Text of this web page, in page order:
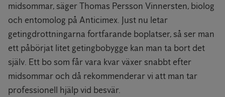
midsommar, säger Thomas Persson Vinnersten, biolog
och entomolog på Anticimex. Just nu letar
getingdrottningarna fortfarande boplatser, så ser man
ett påbörjat litet getingbobygge kan man ta bort det
själv. Ett bo som får vara kvar växer snabbt efter
midsommar och då rekommenderar vi att man tar
professionell hjälp vid besvär.